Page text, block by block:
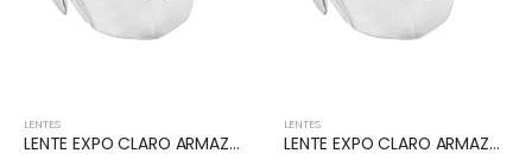
LENTES
LENTE EXPO CLARO ARMAZÓN NEGRO - SUK
LENTES
LENTE EXPO CLARO ARMAZÓN NEGRO ANTIFOG - SUK